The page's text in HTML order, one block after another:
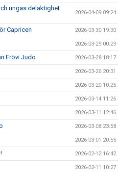
ungas delaktighet
2026-04-09 09:24
Capricen 2026-03-30 19:30
2026-03-29 00:29
Frövi Judo 2026-03-28 18:17
2026-03-26 20:31
2026-03-20 10:25
2026-03-14 11:26
2026-03-11 12:46
2026-03-08 23:58
2026-03-01 20:55
2026-02-12 16:42
2026-02-11 10:27